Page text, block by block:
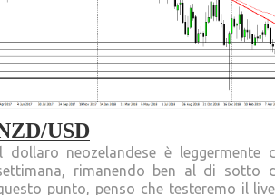
USD
dollaro neozelandese è leggermente
rimanendo ben al di sotto
punto, penso che testeremo il